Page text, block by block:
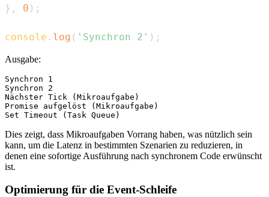
} , 0 ) ;
console . log ( 'Synchron 2' ) ;
Ausgabe:
Synchron 1
Synchron 2
Nächster Tick (Mikroaufgabe)
Promise aufgelöst (Mikroaufgabe)
Dies zeigt, dass Mikroaufgaben Vorrang haben, was nützlich sein
kann, um die Latenz in bestimmten Szenarien zu reduzieren, in
denen eine sofortige Ausführung nach synchronem Code erwünscht
ist.
Optimierung für die Event-Schleife